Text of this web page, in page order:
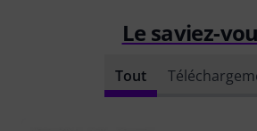
Le saviez-
Tout